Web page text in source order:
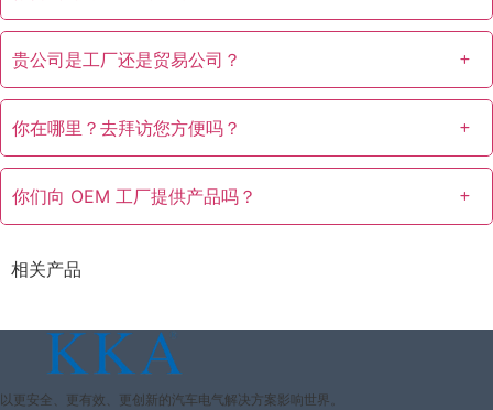
贵公司是工厂还是贸易公司？
你在哪里？去拜访您方便吗？
你们向 OEM 工厂提供产品吗？
相关产品
以更安全、更有效、更创新的汽车电气解决方案影响世界。